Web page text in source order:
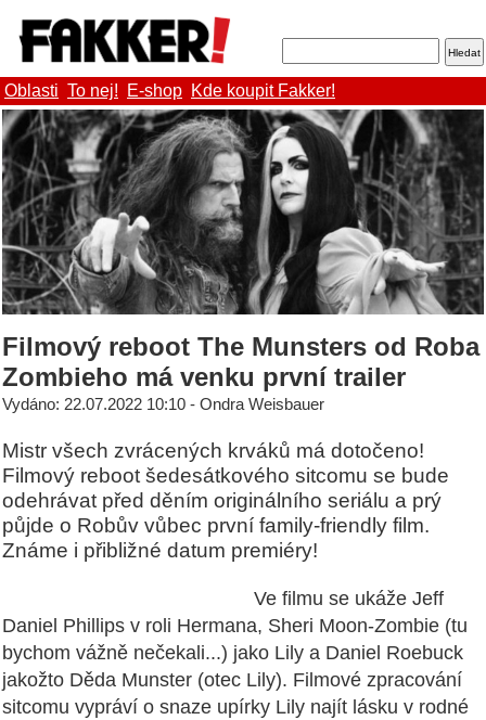
Oblasti To nej! E-shop Kde koupit Fakker!
Filmový reboot The Munsters od Roba
Zombieho má venku první trailer
Vydáno: 22.07.2022 10:10 - Ondra Weisbauer
Mistr všech zvrácených krváků má dotočeno!
Filmový reboot šedesátkového sitcomu se bude
odehrávat před děním originálního seriálu a prý
půjde o Robův vůbec první family-friendly film.
Známe i přibližné datum premiéry!
Ve filmu se ukáže Jeff
Daniel Phillips v roli Hermana, Sheri Moon-Zombie (tu
bychom vážně nečekali...) jako Lily a Daniel Roebuck
jakožto Děda Munster (otec Lily). Filmové zpracování
sitcomu vypráví o snaze upírky Lily najít lásku v rodné